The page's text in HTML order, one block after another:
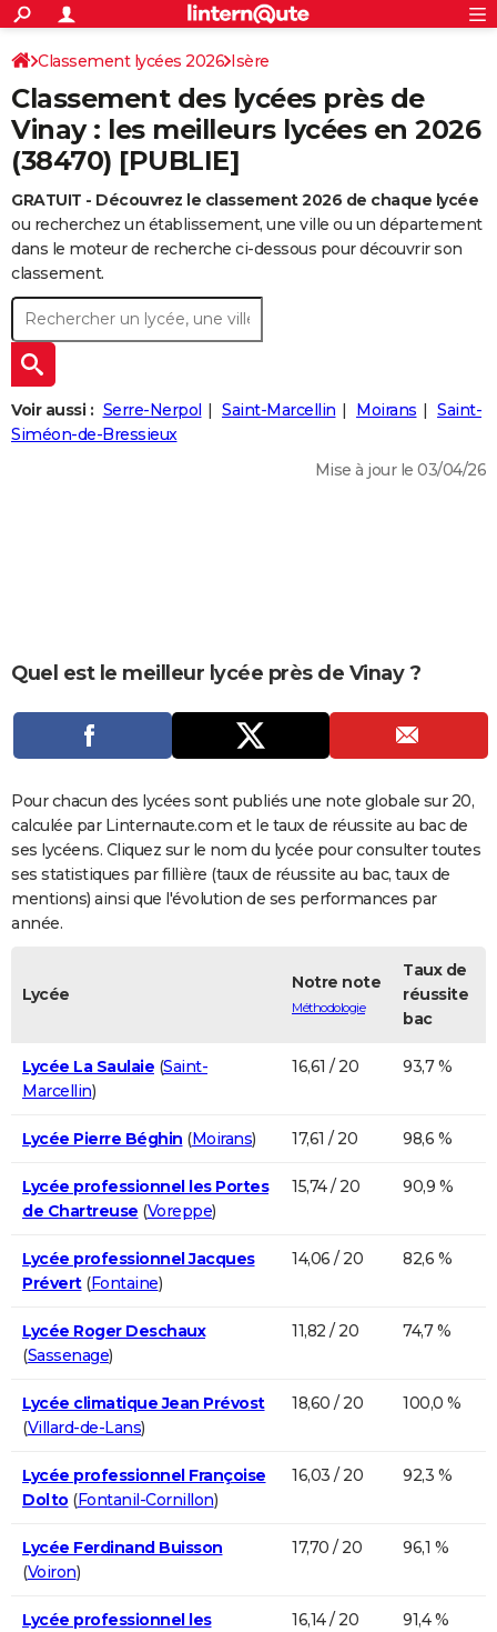
ACTUALITÉS
Politique
Société
Faits Divers
Education
Monde
Villes
+
SPORT
Coupe du monde 2026
Football
Tennis
Cyclisme
Rugby
Forum
CULTURE
Programme TV
TNT
Streaming
Cinéma
Sorties cinéma
Musique
+
FINANCE
Retraite
Impôts
Epargne
Immobilier
Risques naturels par ville
Banque
Assurance
Crédit
AUTO
Essais
Réserver un essai
Citadines
Berlines
SUV
Forum auto
+
HIGH-TECH
BRICOLAGE
Forum
Aménagement intérieur
Extérieur
Cuisine
Salle de bains
Jardinage
Rangement
+WEEK-END
Guides de France
Escapades
Patrimoine
Expositions
Musées
Week-end nature
+
LIFESTYLE
Art de vivre
Bien-être
Loisirs
Mode
Modes de vie
+SANTE
Dictionnaire
Biographies
Expressions
Proverbes
PROGRAMME TV
COPAINS D'AVANT
S'inscrire
Se connecter
Lycées
Collèges
Primaires
Universités
Entreprises
Service militaire
Avis de recherche
AVIS DE DÉCÈS
FORUM
Bricolage
Lifestyle
Culture
Sport
Auto
Television
Voyage
Cinema
S'inscrire
Connexion
Classement lycées 2026 Isère
Classement des lycées près de
Vinay : les meilleurs lycées en 2026
(38470) [PUBLIE]
GRATUIT - Découvrez le classement 2026 de chaque lycée
ou recherchez un établissement, une ville ou un département
dans le moteur de recherche ci-dessous pour découvrir son
classement.
Voir aussi : Serre-Nerpol Saint-Marcellin Moirans
Saint-
Siméon-de-Bressieux
Mise à jour le 03/04/26
Quel est le meilleur lycée près de Vinay ?
Pour chacun des lycées sont publiés une note globale sur 20,
calculée par Linternaute.com et le taux de réussite au bac de
ses lycéens. Cliquez sur le nom du lycée pour consulter toutes
ses statistiques par fillière (taux de réussite au bac, taux de
mentions) ainsi que l'évolution de ses performances par
année.
Lycée
Notre note
Méthodologie
Taux de
réussite
bac
Lycée La Saulaie (Saint-
Marcellin)
16,61 / 20 93,7 %
Lycée Pierre Béghin (Moirans) 17,61 / 20 98,6 %
Lycée professionnel les Portes
de Chartreuse (Voreppe)
15,74 / 20 90,9 %
Lycée professionnel Jacques
Prévert(Fontaine)
14,06 / 20 82,6 %
Lycée Roger Deschaux
(Sassenage)
11,82 / 20 74,7 %
Lycée climatique Jean Prévost
(Villard-de-Lans)
18,60 / 20 100,0 %
Lycée professionnel Françoise
Dolto (Fontanil-Cornillon)
16,03 / 20 92,3 %
Lycée Ferdinand Buisson
(Voiron)
17,70 / 20 96,1 %
Lycée professionnel les
16,14 / 20 91,4 %